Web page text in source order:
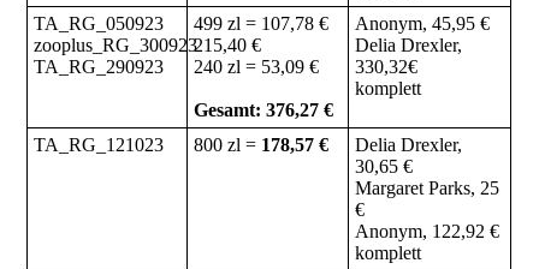
TA_RG_050923
zooplus_RG_300923
TA_RG_290923
499 zl = 107,78 €
215,40 €
240 zl = 53,09 €
Gesamt: 376,27 €
Anonym, 45,95 €
Delia Drexler,
330,32€
komplett
TA_RG_121023 800 zl = 178,57 €
Delia Drexler,
30,65 €
Margaret Parks, 25
€
Anonym, 122,92 €
komplett